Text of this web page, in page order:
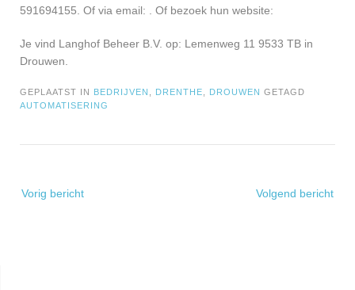
591694155. Of via email:
. Of bezoek hun website:
Je vind Langhof Beheer B.V. op: Lemenweg 11 9533 TB in
Drouwen.
GEPLAATST IN BEDRIJVEN DRENTHE DROUWEN GETAGD
AUTOMATISERING
navigatie
Vorig bericht Volgend bericht